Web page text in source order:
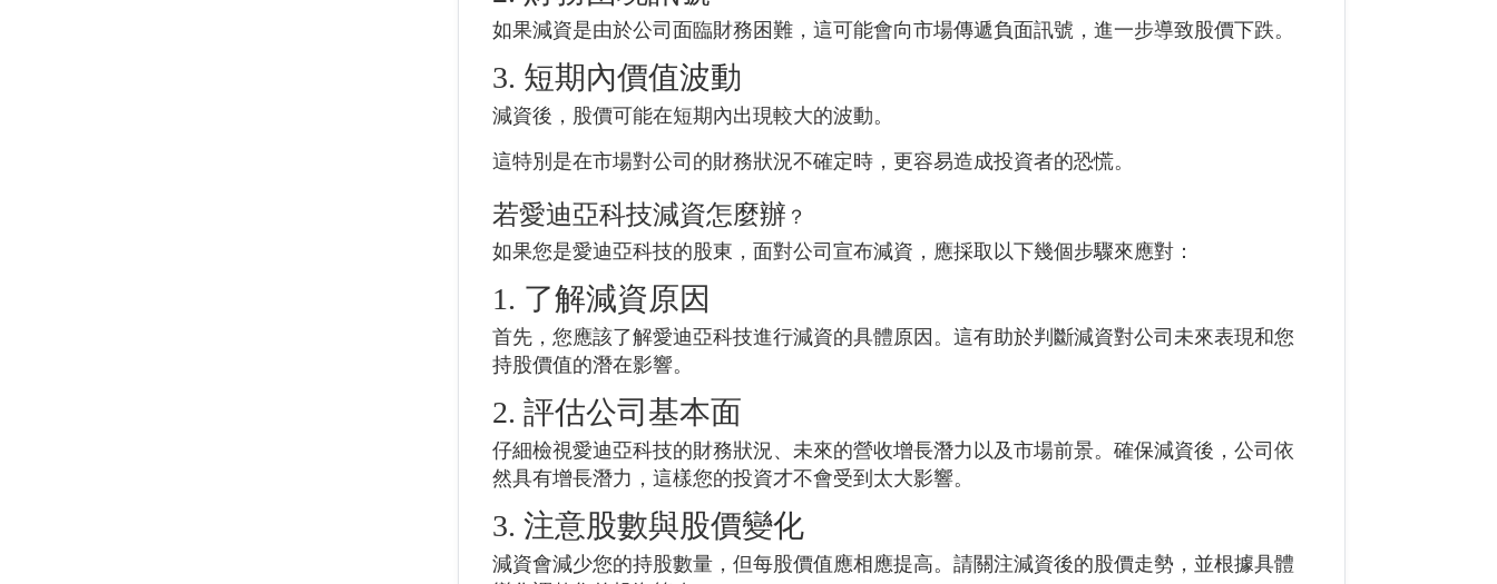
如果減資是由於公司面臨財務困難，這可能會向市場傳遞負面訊號，進一步導致股價下跌。
3. 短期內價值波動
減資後，股價可能在短期內出現較大的波動。
這特別是在市場對公司的財務狀況不確定時，更容易造成投資者的恐慌。
若愛迪亞科技減資怎麼辦 ？
如果您是愛迪亞科技的股東，面對公司宣布減資，應採取以下幾個步驟來應對：
1. 了解減資原因
首先，您應該了解愛迪亞科技進行減資的具體原因。這有助於判斷減資對公司未來表現和您
持股價值的潛在影響。
2. 評估公司基本面
仔細檢視愛迪亞科技的財務狀況、未來的營收增長潛力以及市場前景。確保減資後，公司依
然具有增長潛力，這樣您的投資才不會受到太大影響。
3. 注意股數與股價變化
減資會減少您的持股數量，但每股價值應相應提高。請關注減資後的股價走勢，並根據具體